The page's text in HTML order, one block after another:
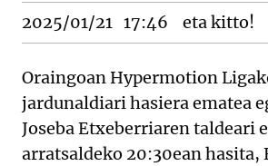
2025/01/21 17:46 eta kitto!
Oraingoan Hypermotion
jardunaldiari hasiera ematea
Joseba Etxeberriaren taldeari
arratsaldeko 20:30ean hasita,